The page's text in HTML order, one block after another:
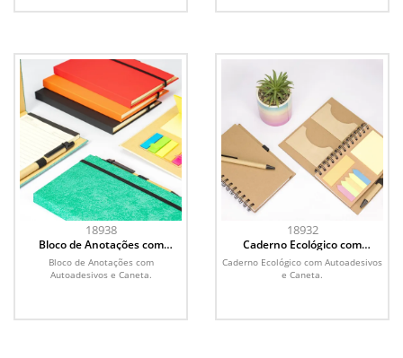
18938
Bloco de Anotações com
Autoadesivos e Caneta
Bloco de Anotações com
Autoadesivos e Caneta.
18932
Caderno Ecológico com
Autoadesivos e Caneta
Caderno Ecológico com Autoadesivos
e Caneta.